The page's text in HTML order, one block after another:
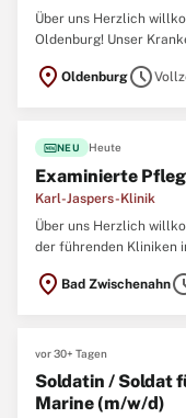
Über uns Herzlich
Oldenburg! Unser
Oldenburg und ist
jährlich 19.500
location_on Oldenburgschedule
fiber_newNEU Heute
Examinierte
Karl-Jaspers-Klinik
Über uns Herzlich
der führenden Kliniken
Betten ein
bis zur
location_on Bad Zwischenahn
vor 30+ Tagen
Soldatin / Soldat
Marine (m/w/d)